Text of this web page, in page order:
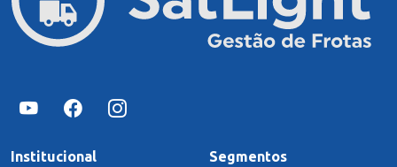
Institucional Segmentos